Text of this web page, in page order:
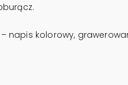
napis kolorowy,